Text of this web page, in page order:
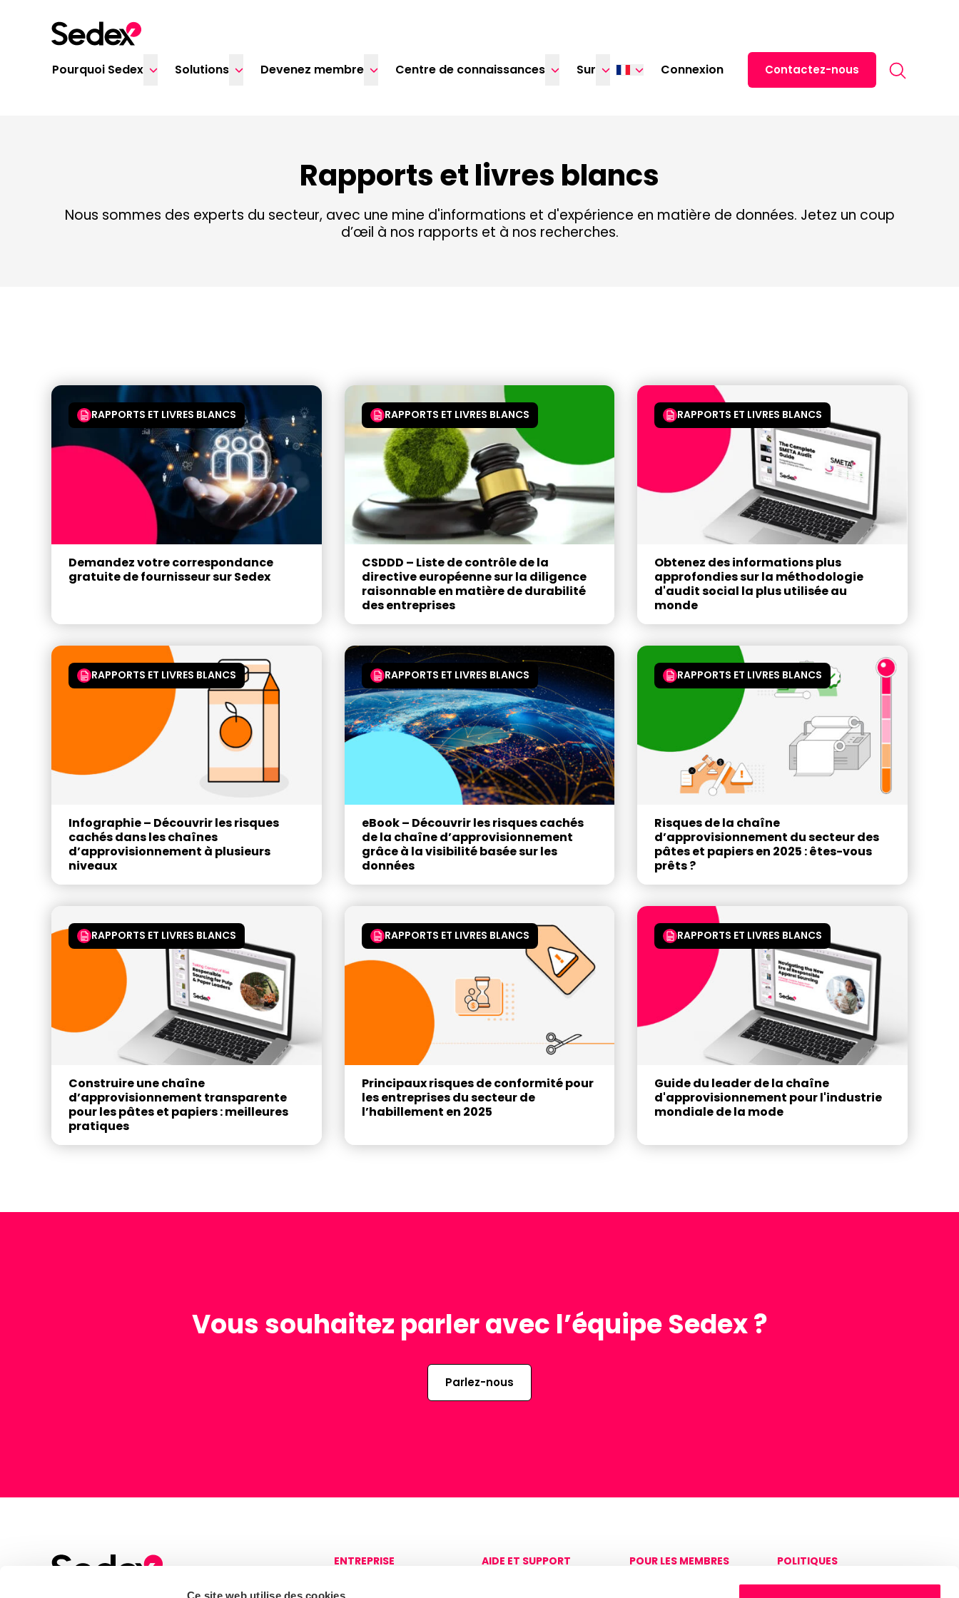
Ce site web utilise des cookies.
Pourquoi Sedex
Solutions Devenez membre Centre de connaissances Sur Connexion
Italiano
Contactez-nous
Rapports et livres blancs
Nous sommes des experts du secteur, avec une mine d'informations et d'expérience en matière de données. Jetez un coup
d’œil à nos rapports et à nos recherches.
RAPPORTS ET LIVRES BLANCS
Demandez votre correspondance
gratuite de fournisseur sur Sedex
RAPPORTS ET LIVRES BLANCS
CSDDD – Liste de contrôle de la
directive européenne sur la diligence
raisonnable en matière de durabilité
des entreprises
RAPPORTS ET LIVRES BLANCS
Obtenez des informations plus
approfondies sur la méthodologie
d'audit social la plus utilisée au
monde
RAPPORTS ET LIVRES BLANCS
Infographie – Découvrir les risques
cachés dans les chaînes
d’approvisionnement à plusieurs
niveaux
RAPPORTS ET LIVRES BLANCS
eBook – Découvrir les risques cachés
de la chaîne d’approvisionnement
grâce à la visibilité basée sur les
données
RAPPORTS ET LIVRES BLANCS
Risques de la chaîne
d’approvisionnement du secteur des
pâtes et papiers en 2025 : êtes-vous
prêts ?
RAPPORTS ET LIVRES BLANCS
Construire une chaîne
d’approvisionnement transparente
pour les pâtes et papiers : meilleures
pratiques
RAPPORTS ET LIVRES BLANCS
Principaux risques de conformité pour
les entreprises du secteur de
l’habillement en 2025
RAPPORTS ET LIVRES BLANCS
Guide du leader de la chaîne
d'approvisionnement pour l'industrie
mondiale de la mode
Vous souhaitez parler avec l’équipe Sedex ?
Parlez-nous
ENTREPRISE
AIDE ET SUPPORT
POUR LES MEMBRES
POLITIQUES